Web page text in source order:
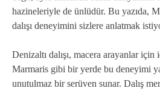
hazineleriyle de ünlüdür. Bu yazıda,
dalışı deneyimini sizlere anlatmak
Denizaltı dalışı, macera arayanlar
Marmaris gibi bir yerde bu deneyimi
unutulmaz bir serüven sunar. Dalış